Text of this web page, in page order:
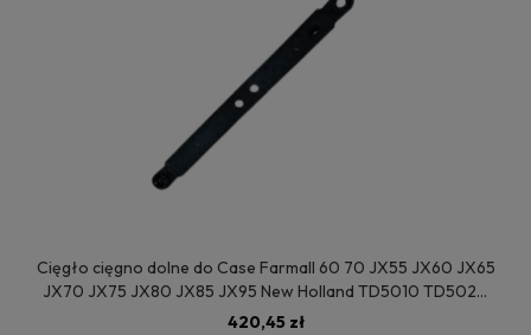
Cięgło cięgno dolne do Case Farmall 60 70 JX55 JX60 JX65
JX70 JX75 JX80 JX85 JX95 New Holland TD5010 TD5020
TD5030 TD60D TD70D TD80D TD90D TD95D 5093179
420,45 zł